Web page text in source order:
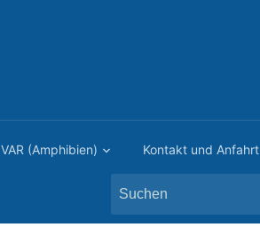
(Amphibien) Kontakt und Anfahrt
Search
for: